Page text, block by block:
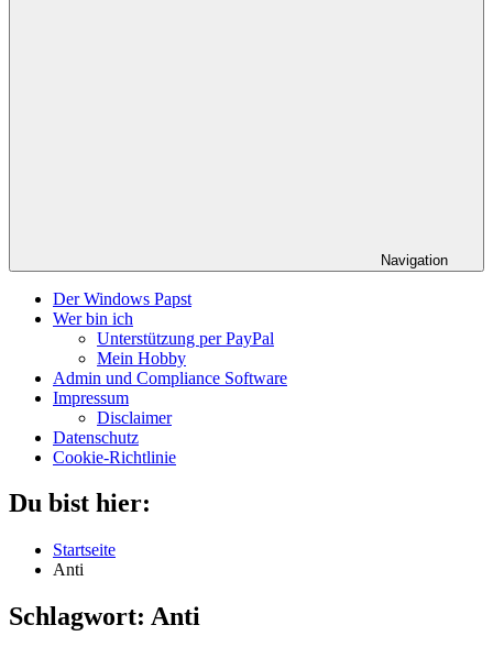
Navigation
Der Windows Papst
Wer bin ich
Unterstützung per PayPal
Mein Hobby
Admin und Compliance Software
Impressum
Disclaimer
Datenschutz
Cookie-Richtlinie
Du bist hier:
Startseite
Anti
Schlagwort: Anti